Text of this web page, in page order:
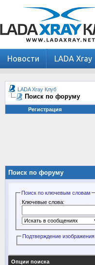
Новости LADA Xray
LADA Xray Клуб
Поиск по форуму
Регистрация
Поиск по форуму
Поиск по ключевым словам
Ключевые слова:
Подтверждение изображения
Опции поиска